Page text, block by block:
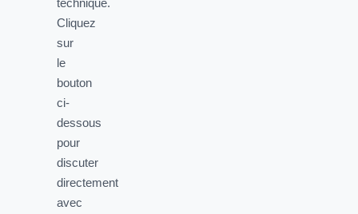
Cliquez
sur
le
bouton
ci-
dessous
pour
discuter
directement
avec